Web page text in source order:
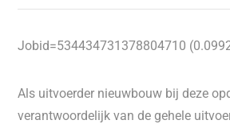
Jobid=534434731378804710
Als uitvoerder nieuwbouw bij deze
verantwoordelijk van de gehele